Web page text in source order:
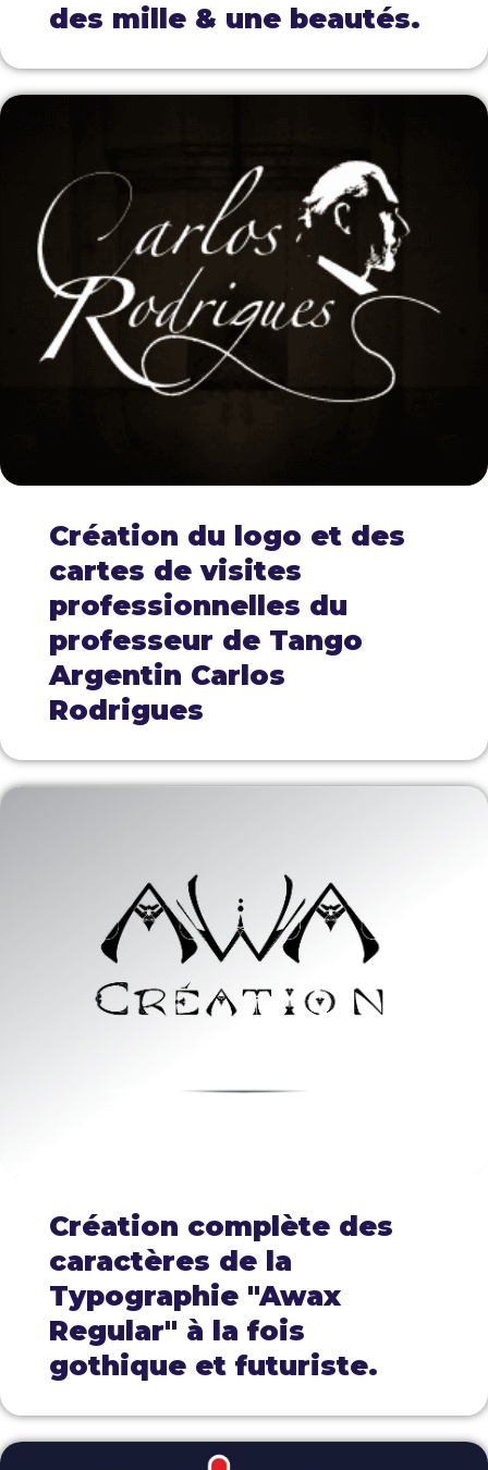
des mille & une beautés.
Création du logo et des
cartes de visites
professionnelles du
professeur de Tango
Argentin Carlos
Rodrigues
Création complète des
caractères de la
Typographie "Awax
Regular" à la fois
gothique et futuriste.